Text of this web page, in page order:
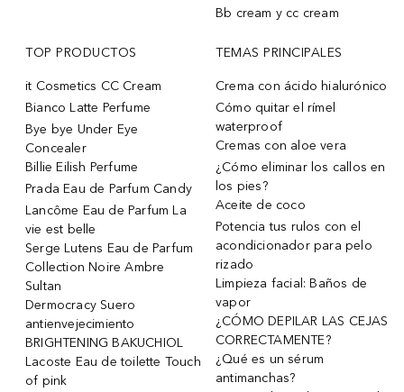
Bb cream y cc cream
TOP PRODUCTOS
it Cosmetics CC Cream
Bianco Latte Perfume
Bye bye Under Eye
Concealer
Billie Eilish Perfume
Prada Eau de Parfum Candy
Lancôme Eau de Parfum La
vie est belle
Serge Lutens Eau de Parfum
Collection Noire Ambre
Sultan
Dermocracy Suero
antienvejecimiento
BRIGHTENING BAKUCHIOL
Lacoste Eau de toilette Touch
of pink
TEMAS PRINCIPALES
Crema con ácido hialurónico
Cómo quitar el rímel
waterproof
Cremas con aloe vera
¿Cómo eliminar los callos en
los pies?
Aceite de coco
Potencia tus rulos con el
acondicionador para pelo
rizado
Limpieza facial: Baños de
vapor
¿CÓMO DEPILAR LAS CEJAS
CORRECTAMENTE?
¿Qué es un sérum
antimanchas?